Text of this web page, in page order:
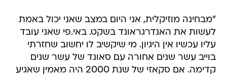
"מבחינה מוזיקלית, אני היום במצב שאני יכול באמת
לעשות את האנדרגראונד בשקט. באי.פי שאני עובד
עליו עכשיו אין היגיון. מי שיקשיב לו יחשוב שחזרתי
בוייב עשר שנים אחורה עם סאונד של עשר שנים
קדימה. אם סקאזי של שנת 2000 היה מאמין שאגיע